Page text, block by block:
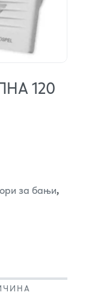
120
за бањи,